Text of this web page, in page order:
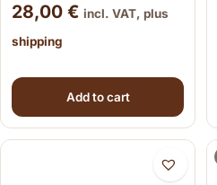
28,00 € incl. VAT, plus
shipping
Add to cart